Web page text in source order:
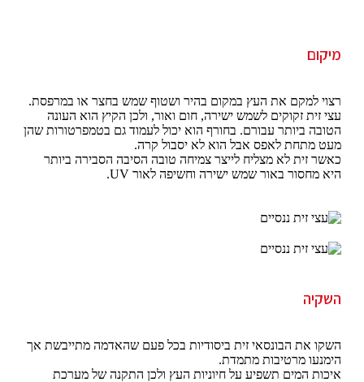
מיקום
רצוי למקם את העץ במקום בהיר ושטוף שמש בחצר או במרפסת.
עצי זית זקוקים לשמש ישירה, חום ואור, ולכן הקיץ הוא העונה
הטובה ביותר עבורם. בחורף הוא יכול לעמוד גם בטמפרטורות שהן
מעט מתחת לאפס אבל הוא לא יסבול קרה.
כאשר זית לא מצליח לייצר צמיחה טובה הסיבה הסבירה ביותר
היא מחסור באור שמש ישירה וחשיפה לאור UV.
השקיה
השקו את הבונסאי זית ביסודיות בכל פעם שהאדמה מתייבשת אך
הימנעו מרטיבות מתמדת.
איכות המים תשפיע על חיוניות העץ ולכן התקנה של מערכת